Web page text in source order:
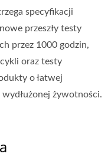
specyfikacji
przeszły testy
przez 1000 godzin,
oraz testy
o łatwej
żywotności.